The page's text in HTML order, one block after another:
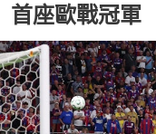
首座歐戰冠軍